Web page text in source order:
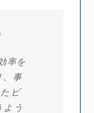
率を
、事
ビ
よう